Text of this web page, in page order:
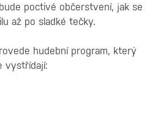
poctivé občerstvení, jak se
až po sladké tečky.
hudební program, který
vystřídají: